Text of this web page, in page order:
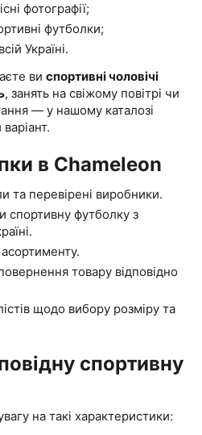
фотографії;
футболки;
Україні.
ви спортивні чоловічі
, занять на свіжому повітрі чи
— у нашому каталозі
в Chameleon
та перевірені виробники.
спортивну футболку з
товару відповідно
щодо вибору розміру та
спортивну
на такі характеристики: